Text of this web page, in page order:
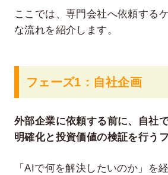
ここでは、専門会社へ依頼する
な流れを紹介します。
フェーズ1：自社企画
外部企業に依頼する前に、自社
明確化と投資価値の検証を行う
「AIで何を解決したいのか」を